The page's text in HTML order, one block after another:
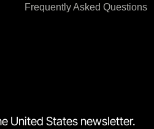
Frequently Asked Questions
United States newsletter.